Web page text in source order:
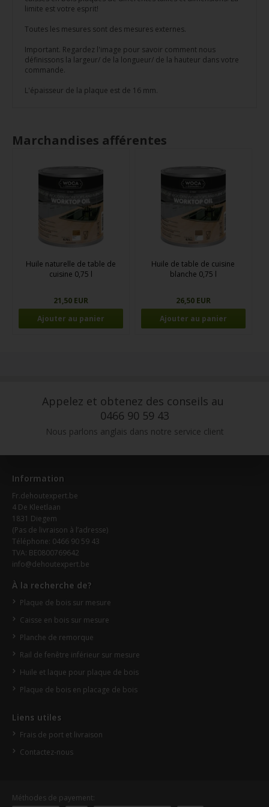
limite est votre esprit!
Toutes les mesures sont des mesures externes.
Important. Regardez l'image pour savoir comment nous
définissons la largeur/ de la longueur/ de la hauteur dans votre
commande.
L'épaisseur de la plaque est de 16 mm.
Marchandises afférentes
Huile naturelle de table de
cuisine 0,75 l
21,50 EUR
Huile de table de cuisine
blanche 0,75 l
26,50 EUR
Appelez et obtenez des conseils au
0466 90 59 43
Nous parlons anglais dans notre service client
Information
Fr.dehoutexpert.be
4 De Kleetlaan
1831 Diegem
(Pas de livraison à l’adresse)
Téléphone: 0466 90 59 43
TVA: BE0800769642
info@dehoutexpert.be
À la recherche de?
Plaque de bois sur mesure
Caisse en bois sur mesure
Planche de remorque
Rail de fenêtre inférieur sur mesure
Huile et laque pour plaque de bois
Plaque de bois en placage de bois
Liens utiles
Frais de port et livraison
Contactez-nous
Méthodes de payement: